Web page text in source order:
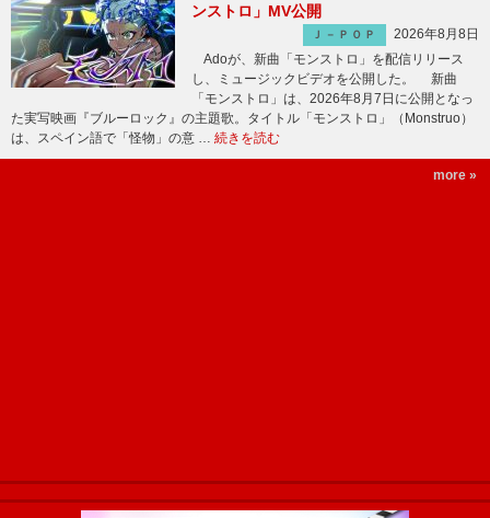
ンストロ」MV公開
Ｊ－ＰＯＰ
2026年8月8日
Adoが、新曲「モンストロ」を配信リリース
し、ミュージックビデオを公開した。 新曲
「モンストロ」は、2026年8月7日に公開となっ
た実写映画『ブルーロック』の主題歌。タイトル「モンストロ」（Monstruo）
は、スペイン語で「怪物」の意 … 続きを読む
more »